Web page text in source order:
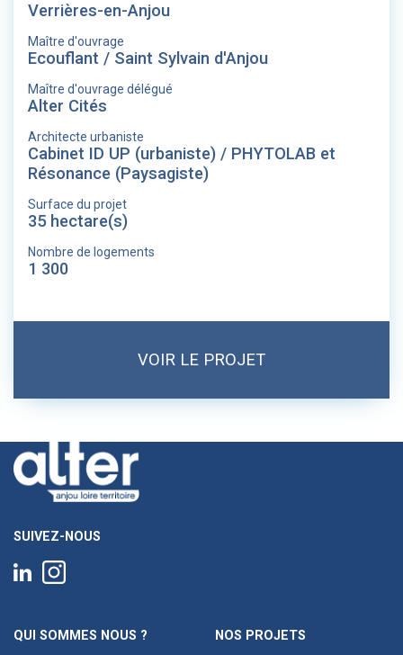
Verrières-en-Anjou
Maître d'ouvrage
Ecouflant / Saint Sylvain d'Anjou
Maître d'ouvrage délégué
Alter Cités
Architecte urbaniste
Cabinet ID UP (urbaniste) / PHYTOLAB et
Résonance (Paysagiste)
Surface du projet
35 hectare(s)
Nombre de logements
1 300
VOIR LE PROJET
SUIVEZ-NOUS
QUI SOMMES NOUS ? NOS PROJETS